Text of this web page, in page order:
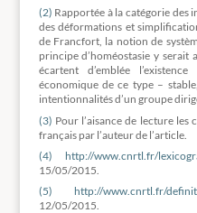
(2) Rapportée à la catégorie des
des déformations et
de Francfort, la notion de
principe d’homéostasie y serait
écartent d’emblée
économique de ce type –
intentionnalités d’un groupe
(3) Pour l’aisance de lecture les
français par l’auteur de l’article.
(4) http://www.cnrtl.fr/
15/05/2015.
(5)
http://www.cnrtl.fr/
12/05/2015.